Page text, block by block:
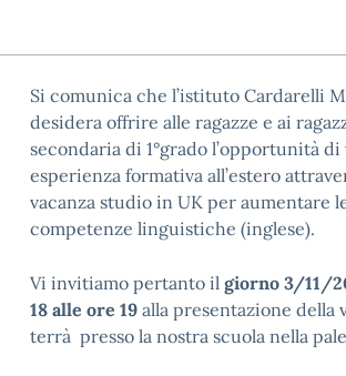
Si comunica che l’istituto Cardarelli
desidera offrire alle ragazze e ai
secondaria di 1°grado l’opportunità di
esperienza formativa all’estero
vacanza studio in UK per aumentare
competenze linguistiche (inglese).
Vi invitiamo pertanto il giorno 3/11/
18 alle ore 19 alla presentazione della
terrà presso la nostra scuola nella